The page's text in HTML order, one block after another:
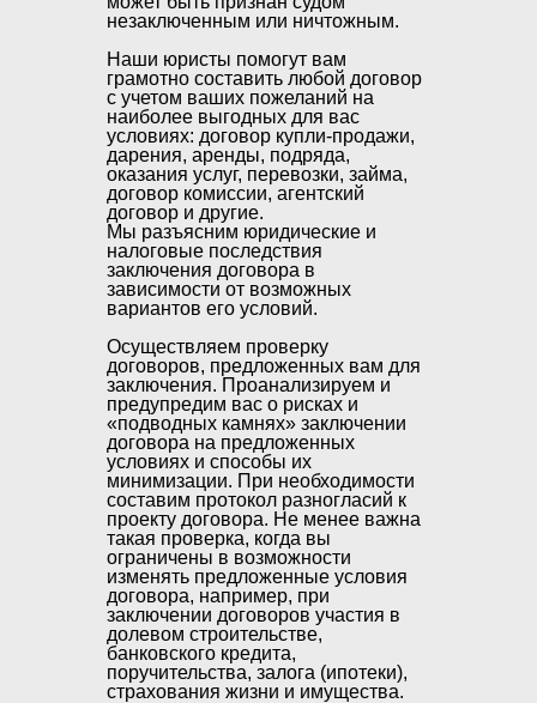
незаключенным или ничтожным.
Наши юристы помогут вам
грамотно составить любой договор
с учетом ваших пожеланий на
наиболее выгодных для вас
условиях: договор купли-продажи,
дарения, аренды, подряда,
оказания услуг, перевозки, займа,
договор комиссии, агентский
договор и другие.
Мы разъясним юридические и
налоговые последствия
заключения договора в
зависимости от возможных
вариантов его условий.
Осуществляем проверку
договоров, предложенных вам для
заключения. Проанализируем и
предупредим вас о рисках и
«подводных камнях» заключении
договора на предложенных
условиях и способы их
минимизации. При необходимости
составим протокол разногласий к
проекту договора. Не менее важна
такая проверка, когда вы
ограничены в возможности
изменять предложенные условия
договора, например, при
заключении договоров участия в
долевом строительстве,
банковского кредита,
поручительства, залога (ипотеки),
страхования жизни и имущества.